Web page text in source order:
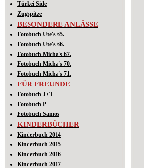
Türkei Side
Zugspitze
BESONDERE ANLÄSSE
Fotobuch Ute's 65.
Fotobuch Ute's 66.
Fotobuch Micha's 67.
Fotobuch Micha's 70.
Fotobuch Micha's 71.
FÜR FREUNDE
Fotobuch J+T
Fotobuch P
Fotobuch Samos
KINDERBÜCHER
Kinderbuch 2014
Kinderbuch 2015
Kinderbuch 2016
Kinderbuch 2017